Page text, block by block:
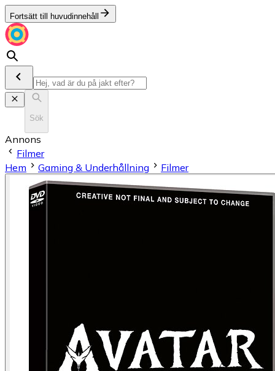
Fortsätt till huvudinnehåll
Sök
Annons
Filmer
Hem
Gaming & Underhållning Filmer